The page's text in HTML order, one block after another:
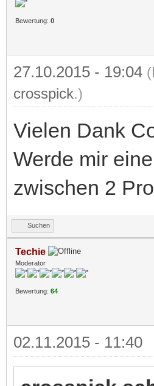
Bewertung: 0
27.10.2015 - 19:04
crosspick.)
Vielen Dank
Werde mir
zwischen 2
Suchen
Techie
Moderator
Bewertung: 64
02.11.2015 - 11:40